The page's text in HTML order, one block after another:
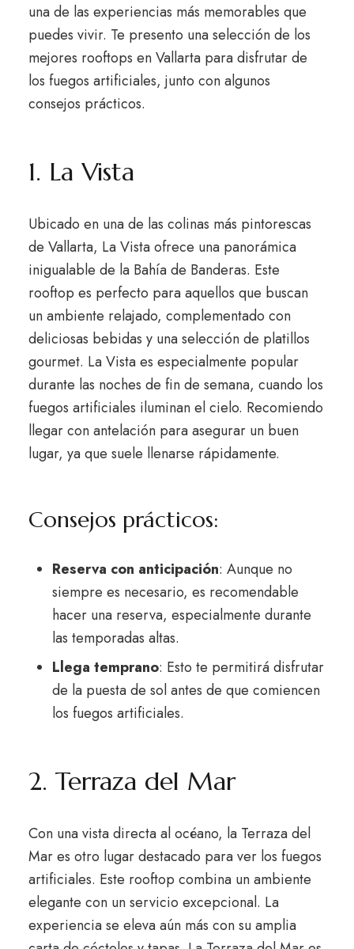
una de las experiencias más memorables que
puedes vivir. Te presento una selección de los
mejores rooftops en Vallarta para disfrutar de
los fuegos artificiales, junto con algunos
consejos prácticos.
1. La Vista
Ubicado en una de las colinas más pintorescas
de Vallarta, La Vista ofrece una panorámica
inigualable de la Bahía de Banderas. Este
rooftop es perfecto para aquellos que buscan
un ambiente relajado, complementado con
deliciosas bebidas y una selección de platillos
gourmet. La Vista es especialmente popular
durante las noches de fin de semana, cuando los
fuegos artificiales iluminan el cielo. Recomiendo
llegar con antelación para asegurar un buen
lugar, ya que suele llenarse rápidamente.
Consejos prácticos:
Reserva con anticipación: Aunque no
siempre es necesario, es recomendable
hacer una reserva, especialmente durante
las temporadas altas.
Llega temprano: Esto te permitirá disfrutar
de la puesta de sol antes de que comiencen
los fuegos artificiales.
2. Terraza del Mar
Con una vista directa al océano, la Terraza del
Mar es otro lugar destacado para ver los fuegos
artificiales. Este rooftop combina un ambiente
elegante con un servicio excepcional. La
experiencia se eleva aún más con su amplia